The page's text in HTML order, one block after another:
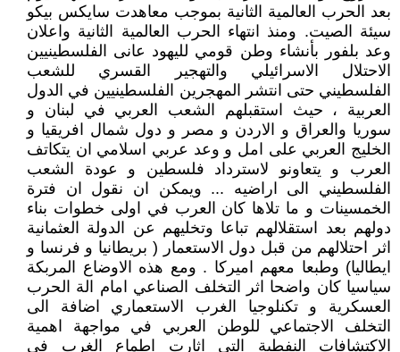
بعد الحرب العالمية الثانية بموجب معاهدت سايكس بيكو
سيئة الصيت. ومنذ انتهاء الحرب العالمية الثانية واعلان
وعد بلفور بأنشاء وطن قومي لليهود عانى الفلسطينيين
الاحتلال الاسرائيلي والتهجير القسري للشعب
الفلسطيني حتى انتشر المهجرين الفلسطينيين في الدول
العربية ، حيث استقبلهم الشعب العربي في لبنان و
سوريا والعراق و الاردن و مصر و دول شمال افريقيا و
الخليج العربي على امل و وعد عربي اسلامي ان يتكاتف
العرب و يتعاونو لاسترداد فلسطين و عودة الشعب
الفلسطيني الى اراضيه ... ويمكن ان نقول ان فترة
الخمسينات و ما تلاها كان العرب في اولى خطوات بناء
دولهم بعد استقلالهم تباعا وتخليهم عن الدولة العثمانية
اثر احتلالهم من قبل دول الاستعمار ( بريطانيا و فرنسا و
ايطاليا) وطبعا معهم اميركا . ومع هذه الاوضاع المربكة
سياسيا كان واضحا اثر التخلف الصناعي امام الة الحرب
العسكرية و تكنلوجيا الغرب الاستعماري اضافة الى
التخلف الاجتماعي للوطن العربي في مواجهة اهمية
الاكتشافات النفطية التي اثارت اطماع الغرب في